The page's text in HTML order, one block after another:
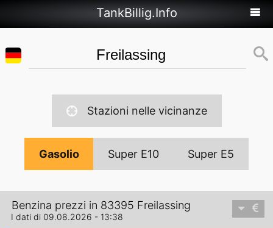
TankBillig.Info
Stazioni nelle vicinanze
Gasolio Super E10 Super E5
Benzina prezzi in 83395 Freilassing
I dati di 09.08.2026 - 13:38